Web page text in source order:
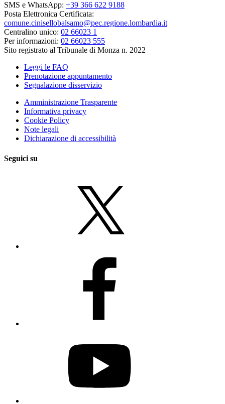
SMS e WhatsApp: +39 366 622 9188
Posta Elettronica Certificata:
comune.cinisellobalsamo@pec.regione.lombardia.it
Centralino unico: 02 66023 1
Per informazioni: 02 66023 555
Sito registrato al Tribunale di Monza n. 2022
Leggi le FAQ
Prenotazione appuntamento
Segnalazione disservizio
Amministrazione Trasparente
Informativa privacy
Cookie Policy
Note legali
Dichiarazione di accessibilità
Seguici su